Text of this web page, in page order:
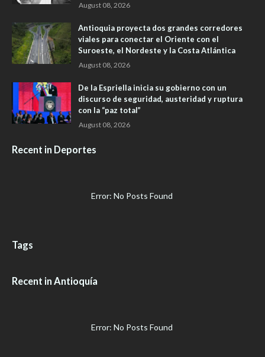
August 08, 2026
Antioquia proyecta dos grandes corredores
viales para conectar el Oriente con el
Suroeste, el Nordeste y la Costa Atlántica
August 08, 2026
De la Espriella inicia su gobierno con un
discurso de seguridad, austeridad y ruptura
con la “paz total”
August 08, 2026
Recent in Deportes
Error: No Posts Found
Tags
Recent in Antioquía
Error: No Posts Found